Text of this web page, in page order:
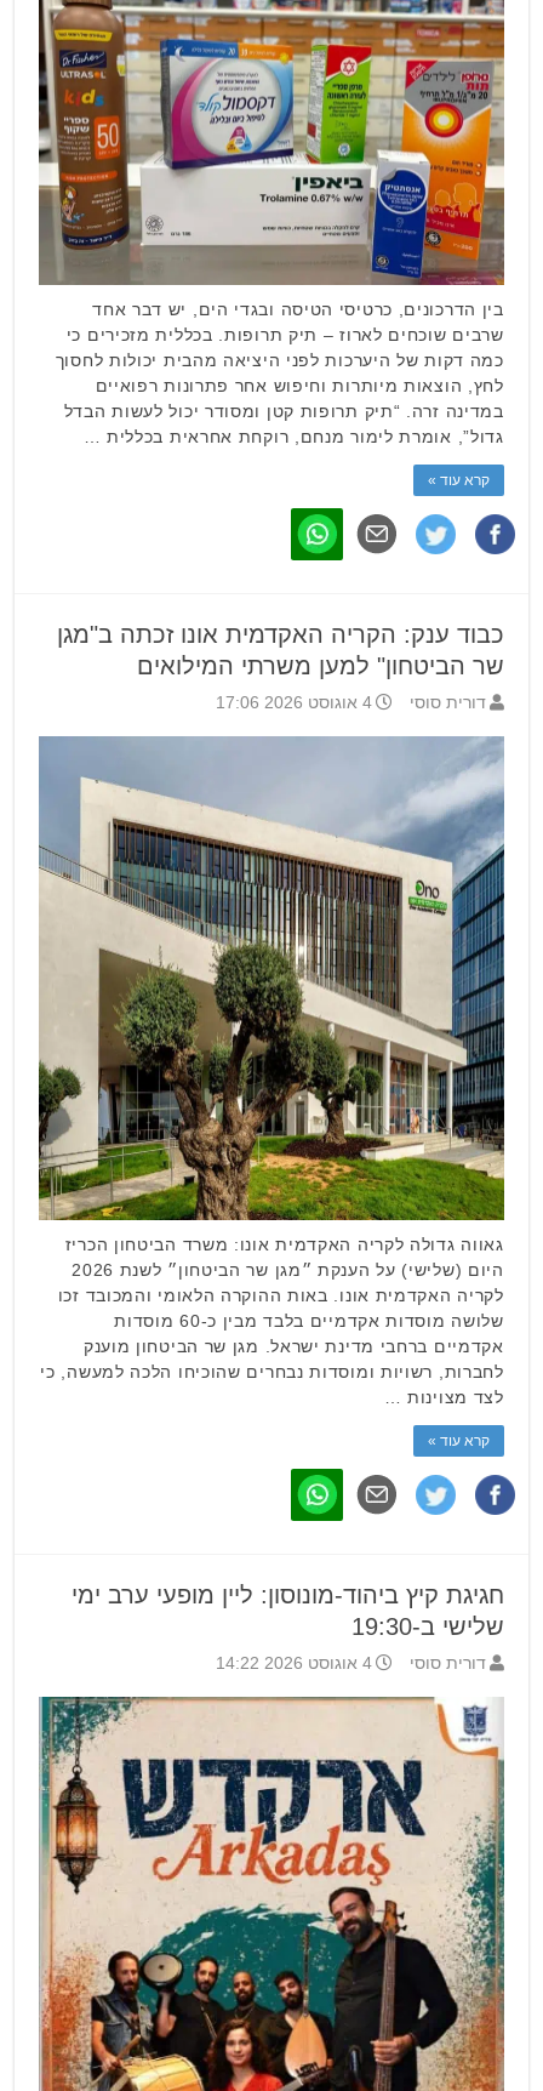
בין הדרכונים, כרטיסי הטיסה ובגדי הים, יש דבר אחד
שרבים שוכחים לארוז – תיק תרופות. בכללית מזכירים כי
כמה דקות של היערכות לפני היציאה מהבית יכולות לחסוך
לחץ, הוצאות מיותרות וחיפוש אחר פתרונות רפואיים
במדינה זרה. “תיק תרופות קטן ומסודר יכול לעשות הבדל
גדול”, אומרת לימור מנחם, רוקחת אחראית בכללית …
קרא עוד »
כבוד ענק: הקריה האקדמית אונו זכתה ב"מגן
שר הביטחון" למען משרתי המילואים
דורית סוסי 4 אוגוסט 2026 17:06
גאווה גדולה לקריה האקדמית אונו: משרד הביטחון הכריז
היום (שלישי) על הענקת ״מגן שר הביטחון״ לשנת 2026
לקריה האקדמית אונו. באות ההוקרה הלאומי והמכובד זכו
שלושה מוסדות אקדמיים בלבד מבין כ-60 מוסדות
אקדמיים ברחבי מדינת ישראל. מגן שר הביטחון מוענק
לחברות, רשויות ומוסדות נבחרים שהוכיחו הלכה למעשה, כי
לצד מצוינות …
קרא עוד »
חגיגת קיץ ביהוד-מונוסון: ליין מופעי ערב ימי
שלישי ב-19:30
דורית סוסי 4 אוגוסט 2026 14:22